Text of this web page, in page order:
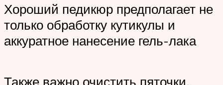
Хороший педикюр предполагает не
только обработку кутикулы и
аккуратное нанесение гель-лака
Также важно очистить пяточки,